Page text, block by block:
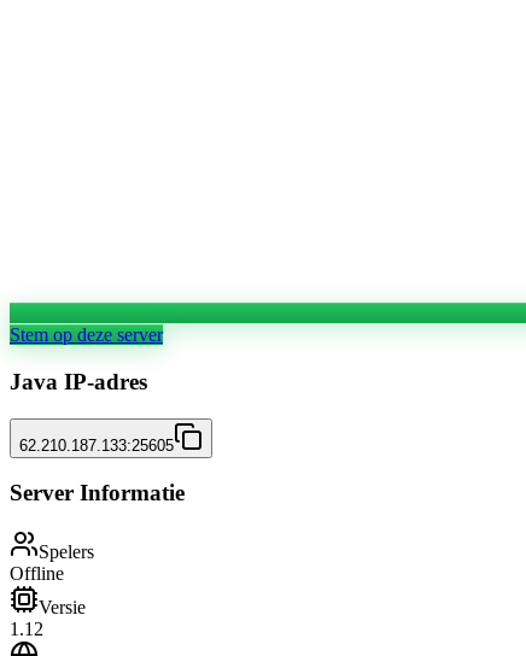
Stem op deze server
Java IP-adres
62.210.187.133:25605
Server Informatie
Spelers
Offline
Versie
1.12